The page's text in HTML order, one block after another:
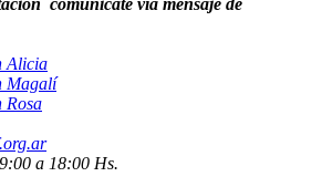
comunicate vía mensaje de
Alicia
Magalí
Rosa
a 18:00 Hs.